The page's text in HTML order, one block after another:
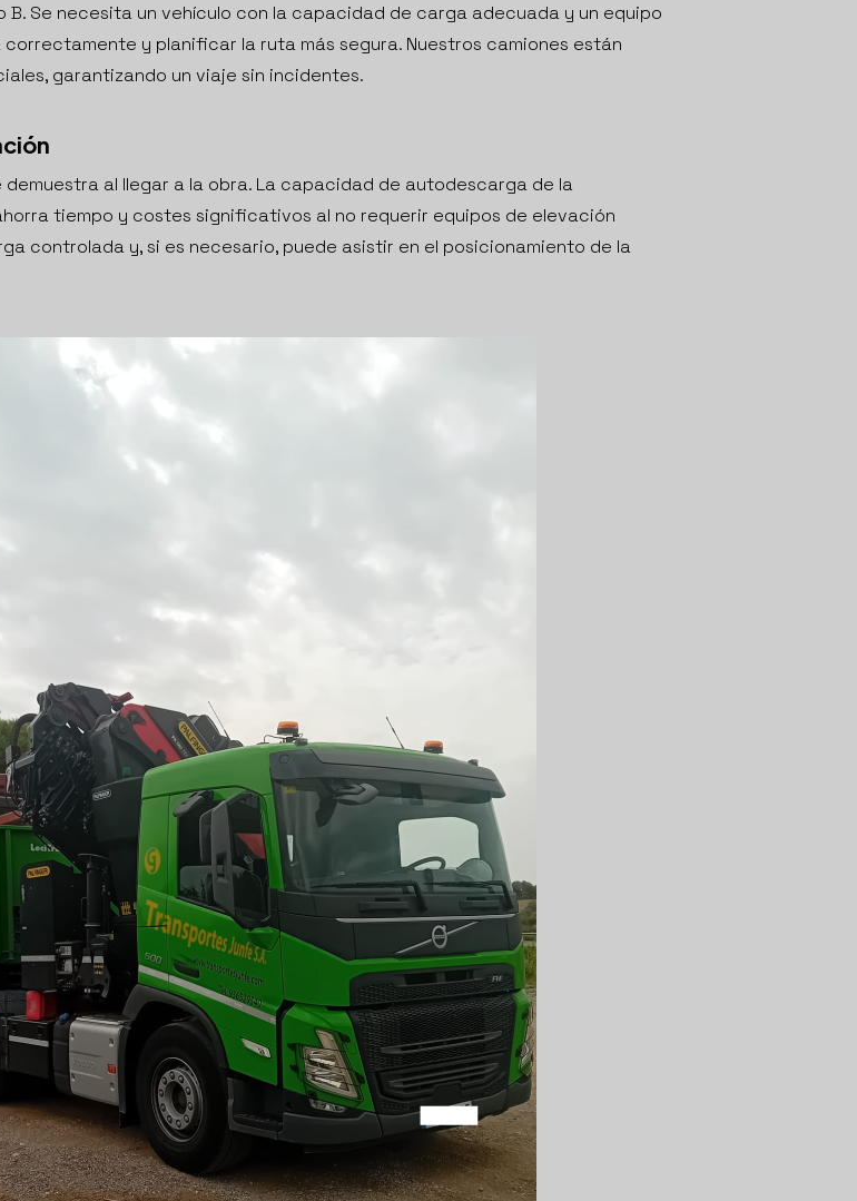
B. Se necesita un vehículo con la capacidad de carga adecuada y un equipo
y planificar la ruta más segura. Nuestros camiones están
garantizando un viaje sin incidentes.
demuestra al llegar a la obra. La capacidad de autodescarga de la
tiempo y costes significativos al no requerir equipos de elevación
controlada y, si es necesario, puede asistir en el posicionamiento de la